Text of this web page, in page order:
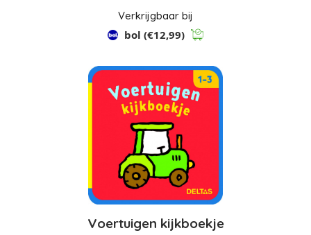
Verkrijgbaar bij
bol (€12,99)
Voertuigen kijkboekje